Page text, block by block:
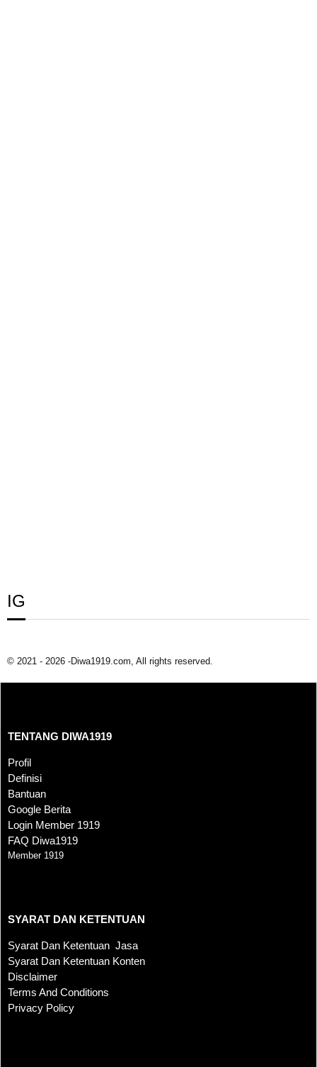
IG
© 2021 - 2026 -Diwa1919.com, All rights reserved.
TENTANG DIWA1919
Profil
Definisi
Bantuan
Google Berita
Login Member 1919
FAQ Diwa1919
Member 1919
SYARAT DAN KETENTUAN
Syarat Dan Ketentuan Jasa
Syarat Dan Ketentuan Konten
Disclaimer
Terms And Conditions
Privacy Policy